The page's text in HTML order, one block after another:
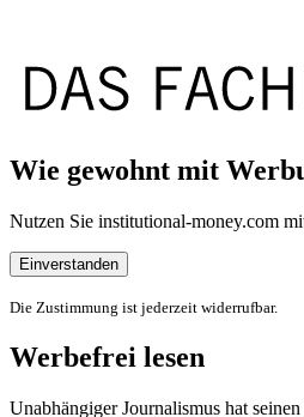
Wie gewohnt mit
Nutzen Sie institutional-money.com
Einverstanden
Die Zustimmung ist jederzeit widerrufbar.
Werbefrei lesen
Unabhängiger Journalismus hat seinen